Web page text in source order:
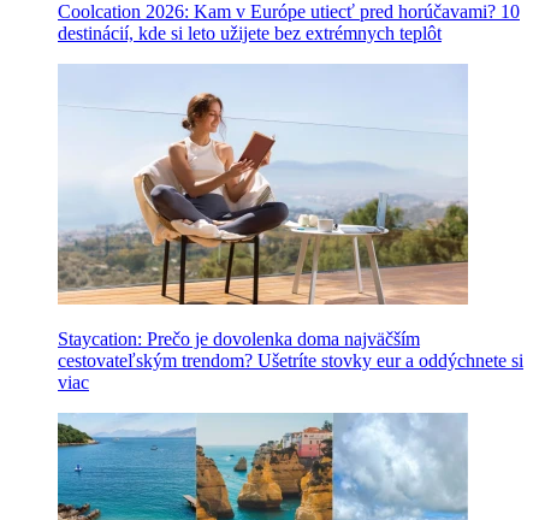
Coolcation 2026: Kam v Európe utiecť pred horúčavami? 10
destinácií, kde si leto užijete bez extrémnych teplôt
Staycation: Prečo je dovolenka doma najväčším
cestovateľským trendom? Ušetríte stovky eur a oddýchnete si
viac